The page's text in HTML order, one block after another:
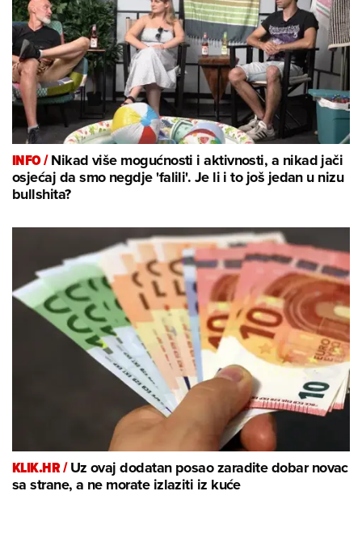
INFO /Nikad više mogućnosti i aktivnosti, a nikad jači
osjećaj da smo negdje 'falili'. Je li i to još jedan u nizu
bullshita?
KLIK.HR /Uz ovaj dodatan posao zaradite dobar novac
sa strane, a ne morate izlaziti iz kuće